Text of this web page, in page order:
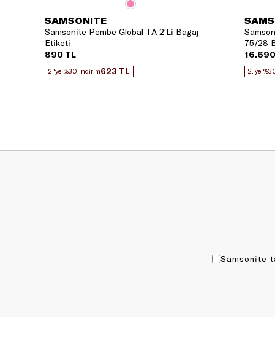
SAMSONITE
Samsonite Pembe Global TA 2'Li Bagaj
Etiketi
890 TL
2.'ye %30 İndirim623 TL
75/28
2.'ye
Samsonite